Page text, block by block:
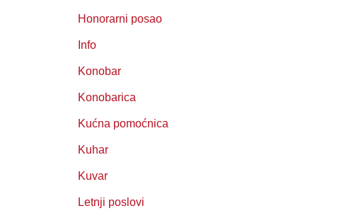
Honorarni posao
Info
Konobar
Konobarica
Kućna pomoćnica
Kuhar
Kuvar
Letnji poslovi